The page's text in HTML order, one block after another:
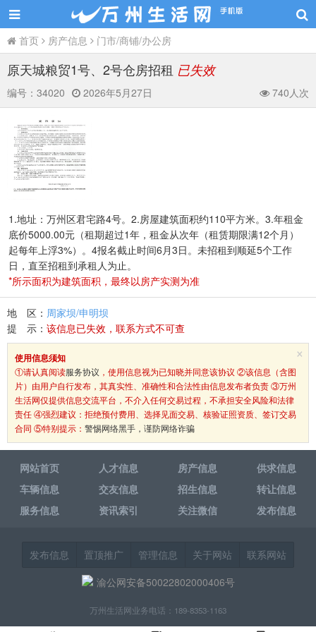
首页 房产信息 门市/商铺/办公房
原天城粮贸1号、2号仓房招租 已失效
编号： 34020 2026年5月27日 740人次
1.地址：万州区君宅路4号。2.房屋建筑面积约110平方米。3.年租金
底价5000.00元（租期超过1年，租金从次年（租赁期限满12个月）
起每年上浮3%）。4报名截止时间6月3日。未招租到顺延5个工作
日，直至招租到承租人为止。
*所示面积为建筑面积，最终以房产实测为准
地 区： 周家坝/申明坝
提 示： 该信息已失效，联系方式不可查
×
使用信息须知
①请认真阅读服务协议 ，使用信息视为已知晓并同意该协议 ②该信息（含图
片）由用户自行发布，其真实性、准确性和合法性由信息发布者负责 ③万州
生活网仅提供信息交流平台，不介入任何交易过程，不承担安全风险和法律
责任 ④强烈建议：拒绝预付费用、选择见面交易、核验证照资质、签订交易
合同 ⑤特别提示： 警惕网络黑手，谨防网络诈骗
网站首页 人才信息 房产信息
供求信息
车辆信息
交友信息 招生信息
转让信息
服务信息
资讯索引 关注微信 发布信息
发布信息 置顶推广 管理信息 关于网站
联系网站
渝公网安备50022802000406号
万州生活网业务电话：189-8353-1163